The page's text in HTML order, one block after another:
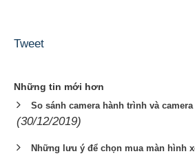
Tweet
Những tin mới hơn
So sánh camera hành trình và
(30/12/2019)
Những lưu ý để chọn mua màn hình